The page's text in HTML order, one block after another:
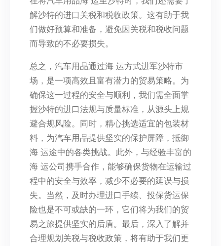
解沙特的进口关税和税收政策。这有助于我
们做好预算和准备，避免因关税和税收问题
而导致的不必要损失。
总之，汽车用品通过海 运方式进军沙特市
场，是一项高效且富有潜力的贸易策略。为
确保这一过程的安全与顺利，我们需全面掌
握沙特的进口法规与质量标准，从源头上规
避合规风险。同时，精心挑选适宜的包装材
料，为汽车用品提供坚实的保护屏障，抵御
海 运途中的各类挑战。此外，与经验丰富的
海 运公司携手合作，能够确保货物在运输过
程中的安全与效率，减少不必要的延误与损
失。当然，及时办理进口手续、投保货运保
险也是不可或缺的一环，它们将为我们的贸
易之旅提供坚实的后盾。最后，深入了解并
合理规划关税与税收政策，将有助于我们更